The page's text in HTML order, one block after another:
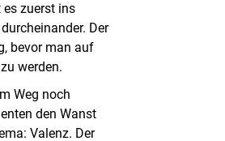
es zuerst ins
Der
bevor man auf
werden.
Weg noch
den Wanst
Valenz. Der